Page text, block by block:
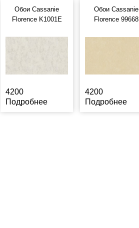
Обои Cassanie
Florence K1001E
4200
Подробнее
Обои Cassanie
Florence 99668
4200
Подробнее